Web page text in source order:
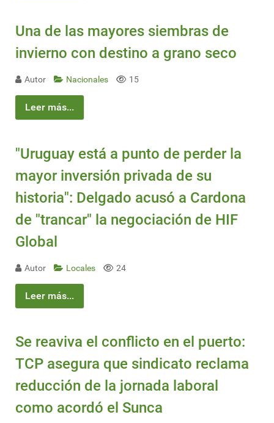
Una de las mayores siembras de
invierno con destino a grano seco
Autor Nacionales 15
Leer más...
"Uruguay está a punto de perder la
mayor inversión privada de su
historia": Delgado acusó a Cardona
de "trancar" la negociación de HIF
Global
Autor Locales 24
Leer más...
Se reaviva el conflicto en el puerto:
TCP asegura que sindicato reclama
reducción de la jornada laboral
como acordó el Sunca